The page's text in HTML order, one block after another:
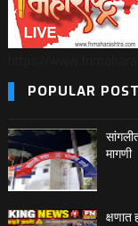
POPULAR
मागणी
क्षणात